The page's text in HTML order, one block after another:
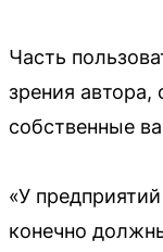
Часть
зрения
собственные
«У
конечно